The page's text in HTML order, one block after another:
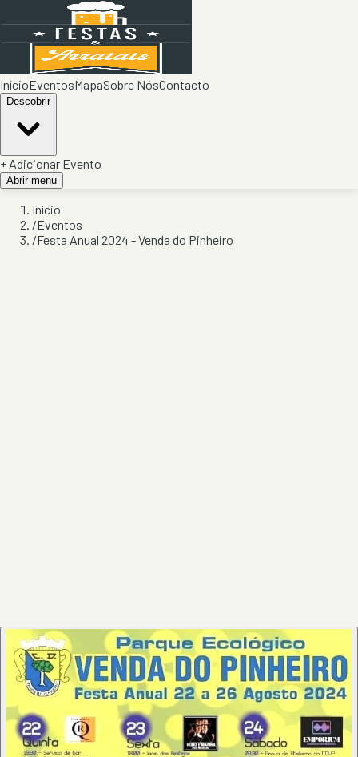
InícioEventosMapaSobre NósContacto
Descobrir
+ Adicionar Evento
Abrir menu
Início
/Eventos
/Festa Anual 2024 - Venda do Pinheiro